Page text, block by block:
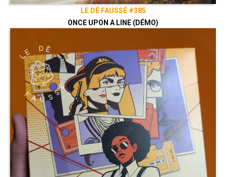
LE DÉ FAUSSÉ #385
ONCE UPON A LINE (DÉMO)